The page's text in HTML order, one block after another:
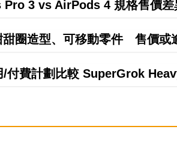
3 vs AirPods 4 規格售價差
圈造型、可移動零件 售價或
/付費計劃比較 SuperGrok